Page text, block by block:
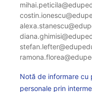
Notă de informare cu
personale prin